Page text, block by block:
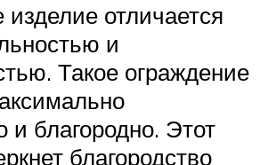
отличается
и
Такое ограждение
и благородно. Этот
благородство